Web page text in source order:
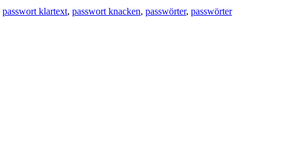
passwort klartext, passwort knacken, passwörter, passwörter